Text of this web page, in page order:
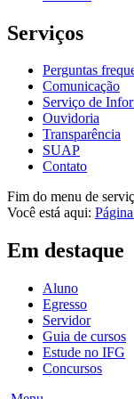
Serviços
Perguntas
Comunicação
Serviço de
Ouvidoria
Transparência
SUAP
Contato
Fim do menu de
Você está aqui:
Em destaque
Aluno
Egresso
Servidor
Guia de cursos
Estude no IFG
Concursos